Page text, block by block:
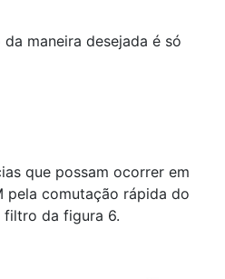
maneira desejada é só
que possam ocorrer em
pela comutação rápida do
filtro da figura 6.